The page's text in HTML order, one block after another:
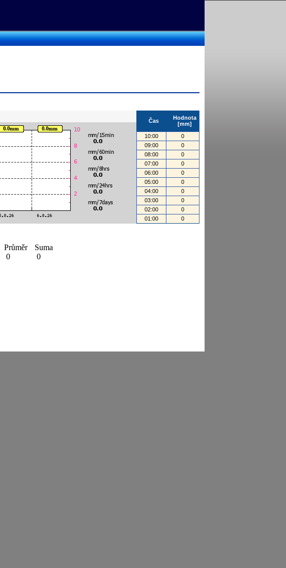
Čas
Hodnota
[mm]
10:00
0
09:00
0
08:00
0
07:00
0
06:00
0
05:00
0
04:00
0
03:00
0
02:00
0
01:00
0
Průměr
Suma
0 0